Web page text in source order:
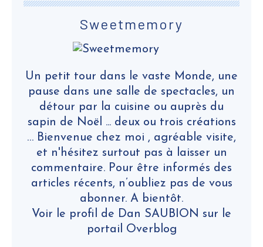
Sweetmemory
Un petit tour dans le vaste Monde, une
pause dans une salle de spectacles, un
détour par la cuisine ou auprès du
sapin de Noël ... deux ou trois créations
… Bienvenue chez moi , agréable visite,
et n'hésitez surtout pas à laisser un
commentaire. Pour être informés des
articles récents, n’oubliez pas de vous
abonner. A bientôt.
Voir le profil de Dan SAUBION sur le
portail Overblog